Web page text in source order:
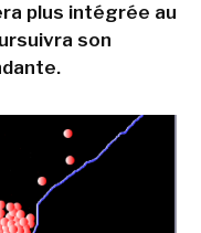
plus intégrée au
son